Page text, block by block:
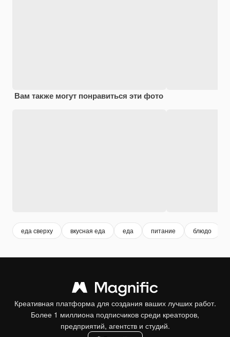
Вам также могут понравиться эти фото
еда сверху вкусная еда еда питание блюдо
Креативная платформа для создания ваших лучших работ.
Более 1 миллиона подписчиков среди креаторов,
предприятий, агентств и студий.